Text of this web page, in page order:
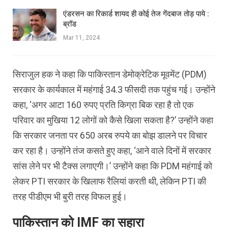
एंडरसन का रिकार्ड शायद ही कोई तेज गेंदबाज तोड़ पाये :
ब्रॉड
Mar 11, 2024
सिराजुल हक ने कहा कि पाकिस्तान डेमोक्रेटिक मूवमेंट (PDM)
सरकार के कार्यकाल में महंगाई 34.3 फीसदी तक पहुंच गई। उन्होंने
कहा, ‘अगर आटा 160 रुपए प्रति किग्रा बिक रहा है तो एक
परिवार का मुखिया 12 लोगों को कैसे खिला सकता है?’ उन्होंने कहा
कि सरकार जनता पर 650 अरब रुपये का बोझ डालने पर विचार
कर रहा है। उन्होंने तंज कसते हुए कहा, ‘आने वाले दिनों में सरकार
सांस लेने पर भी टैक्स लगाएगी।’ उन्होंने कहा कि PDM महंगाई को
लेकर PTI सरकार के खिलाफ रैलियां करती थी, लेकिन PTI की
तरह पीडीएम भी बुरी तरह विफल हुई।
पाकिस्तान को IMF का सहारा